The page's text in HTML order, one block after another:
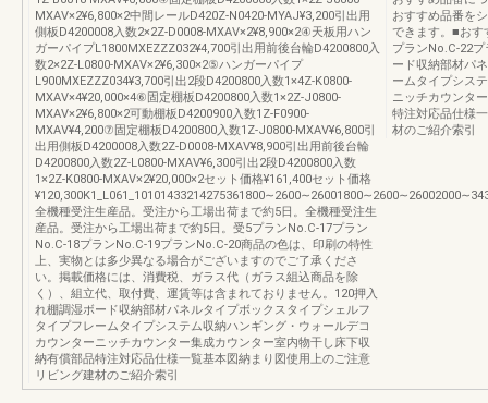
MXAV×2¥6,800×2中間レールD420Z-N0420-MYAJ¥3,200引出用
側板D4200008入数2×2Z-D0008-MXAV×2¥8,900×2④天板用ハン
ガーパイプL1800MXEZZZ032¥4,700引出用前後台輪D4200800入
数2×2Z-L0800-MXAV×2¥6,300×2⑤ハンガーパイプ
L900MXEZZZ034¥3,700引出2段D4200800入数1×4Z-K0800-
MXAV×4¥20,000×4⑥固定棚板D4200800入数1×2Z-J0800-
MXAV×2¥6,800×2可動棚板D4200900入数1Z-F0900-
MXAV¥4,200⑦固定棚板D4200800入数1Z-J0800-MXAV¥6,800引
出用側板D4200008入数2Z-D0008-MXAV¥8,900引出用前後台輪
D4200800入数2Z-L0800-MXAV¥6,300引出2段D4200800入数
1×2Z-K0800-MXAV×2¥20,000×2セット価格¥161,400セット価格
全機種受注生産品。受注から工場出荷まで約5日。全機種受注生
産品。受注から工場出荷まで約5日。受5プランNo.C-17プラン
No.C-18プランNo.C-19プランNo.C-20商品の色は、印刷の特性
上、実物とは多少異なる場合がございますのでご了承くださ
い。掲載価格には、消費税、ガラス代（ガラス組込商品を除
く）、組立代、取付費、運賃等は含まれておりません。120押入
れ棚調湿ボード収納部材パネルタイプボックスタイプシェルフ
タイプフレームタイプシステム収納ハンギング・ウォールデコ
カウンターニッチカウンター集成カウンター室内物干し床下収
納有償部品特注対応品仕様一覧基本図納まり図使用上のご注意
リビング建材のご紹介索引
おすすめ品番を
できます。■おす
プランNo.C-22
ード収納部材パ
ームタイプシス
ニッチカウンタ
特注対応品仕様
材のご紹介索引